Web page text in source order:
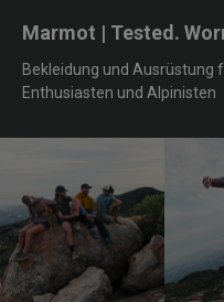
Marmot | Tested.
Bekleidung und Ausrüstung
Enthusiasten und Alpinisten